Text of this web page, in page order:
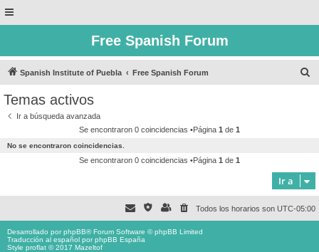
Free Spanish Forum
Spanish Institute of Puebla Free Spanish Forum
Temas activos
Ir a búsqueda avanzada
Se encontraron 0 coincidencias •Página 1 de 1
No se encontraron coincidencias.
Se encontraron 0 coincidencias •Página 1 de 1
Ir a
Todos los horarios son UTC-05:00
Desarrollado porphpBB® Forum Software © phpBB Limited
Traducción al español porphpBB España
Style proflat © 2017 Mazeltof